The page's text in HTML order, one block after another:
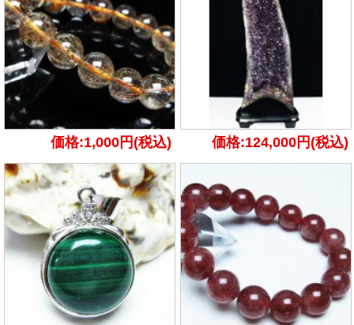
価格:1,000円(税込) 価格:124,000円(税込)